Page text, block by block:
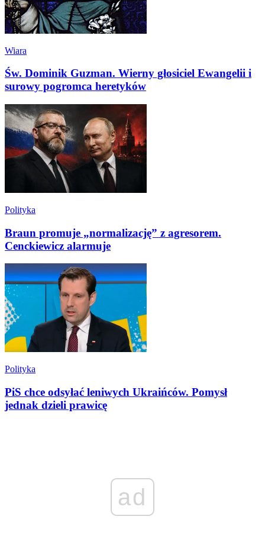
Wiara
Św. Dominik Guzman. Wierny głosiciel Ewangelii i
surowy pogromca heretyków
Polityka
Braun promuje „normalizację” z agresorem.
Cenckiewicz alarmuje
Polityka
PiS chce odsyłać leniwych Ukraińców. Pomysł
jednak dzieli prawicę
ad